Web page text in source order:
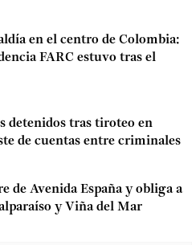
en el centro de Colombia:
FARC estuvo tras el
detenidos tras tiroteo en
de cuentas entre criminales
de Avenida España y obliga a
y Viña del Mar